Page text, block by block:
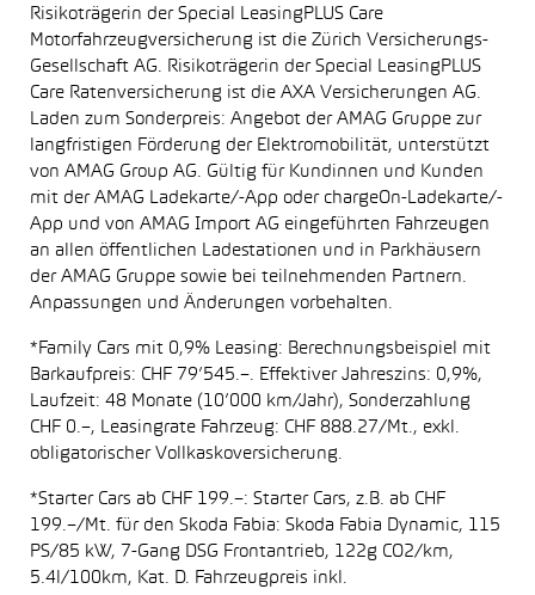
Risikoträgerin der Special LeasingPLUS Care
Motorfahrzeugversicherung ist die Zürich Versicherungs-
Gesellschaft AG. Risikoträgerin der Special LeasingPLUS
Care Ratenversicherung ist die AXA Versicherungen AG.
Laden zum Sonderpreis: Angebot der AMAG Gruppe zur
langfristigen Förderung der Elektromobilität, unterstützt
von AMAG Group AG. Gültig für Kundinnen und Kunden
mit der AMAG Ladekarte/-App oder chargeOn-Ladekarte/-
App und von AMAG Import AG eingeführten Fahrzeugen
an allen öffentlichen Ladestationen und in Parkhäusern
der AMAG Gruppe sowie bei teilnehmenden Partnern.
Anpassungen und Änderungen vorbehalten.
*Family Cars mit 0,9% Leasing: Berechnungsbeispiel mit
Barkaufpreis: CHF 79’545.–. Effektiver Jahreszins: 0,9%,
Laufzeit: 48 Monate (10’000 km/Jahr), Sonderzahlung
CHF 0.–, Leasingrate Fahrzeug: CHF 888.27/Mt., exkl.
obligatorischer Vollkaskoversicherung.
*Starter Cars ab CHF 199.–: Starter Cars, z.B. ab CHF
199.–/Mt. für den Skoda Fabia: Skoda Fabia Dynamic, 115
PS/85 kW, 7-Gang DSG Frontantrieb, 122g CO2/km,
5.4l/100km, Kat. D. Fahrzeugpreis inkl.